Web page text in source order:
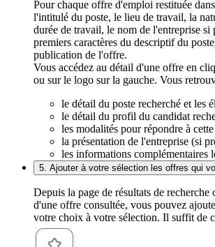
Pour chaque offre d'emploi restituée
l'intitulé du poste, le lieu de travail, la
durée de travail, le nom de l'entreprise si
premiers caractères du descriptif du
publication de l'offre.
Vous accédez au détail d'une offre en
ou sur le logo sur la gauche. Vous
le détail du poste recherché et les
le détail du profil du candidat
les modalités pour répondre à
la présentation de l'entreprise (si
les informations complémentaires
5. Ajouter à votre sélection les offres qui
Depuis la page de résultats de recherche
d'une offre consultée, vous pouvez
votre choix à votre sélection. Il suffit de